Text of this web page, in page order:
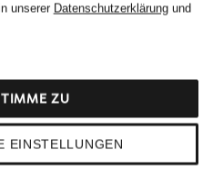
unserer Datenschutzerklärungund
EINSTELLUNGEN
ZU